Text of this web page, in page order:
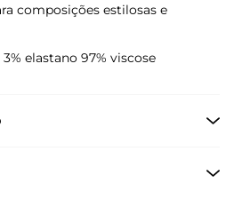
composições estilosas e
elastano 97% viscose